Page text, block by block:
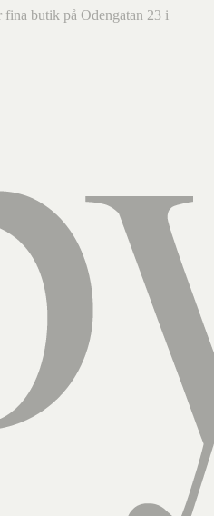
butik på Odengatan 23 i